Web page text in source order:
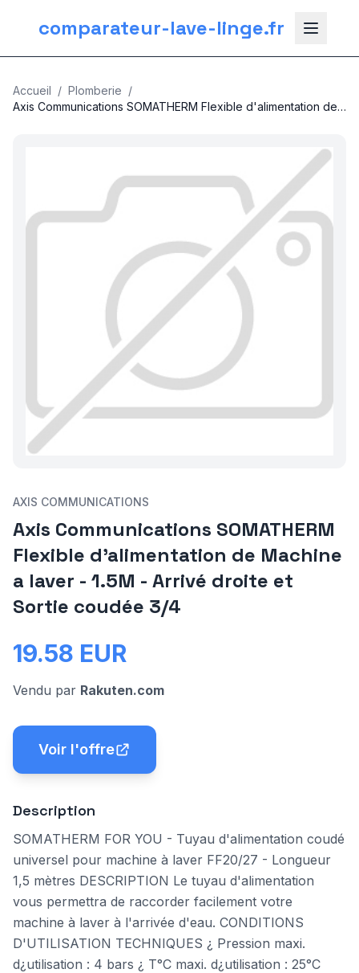
comparateur-lave-linge.fr
Accueil / Plomberie /
Axis Communications SOMATHERM Flexible d'alimentation de
AXIS COMMUNICATIONS
Axis Communications SOMATHERM
Flexible d'alimentation de Machine
a laver - 1.5M - Arrivé droite et
Sortie coudée 3/4
19.58 EUR
Vendu par Rakuten.com
Voir l'offre
Description
SOMATHERM FOR YOU - Tuyau d'alimentation coudé
universel pour machine à laver FF20/27 - Longueur
1,5 mètres DESCRIPTION Le tuyau d'alimentation
vous permettra de raccorder facilement votre
machine à laver à l'arrivée d'eau. CONDITIONS
D'UTILISATION TECHNIQUES ¿ Pression maxi.
d¿utilisation : 4 bars ¿ T°C maxi. d¿utilisation : 25°C